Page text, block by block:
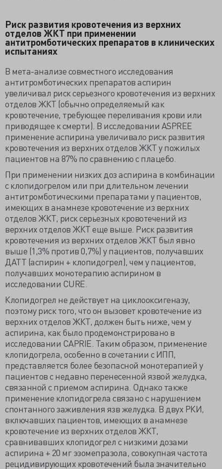
Риск развития кровотечения из верхних
отделов ЖКТ при применении
антитромботических препаратов в клинических
испытаниях
В мета-анализе совместного исследования
антитромботических препаратов аспирин
увеличивал риск серьезного кровотечения из верхних
отделов ЖКТ (обычно определяемый как
кровотечение, требующее переливания крови или
приводящее к смерти). В исследовании ASPREE
применение аспирина увеличивало риск развития
кровотечения из верхних отделов ЖКТ у пожилых
пациентов на 87% по сравнению с плацебо.
При применении низких доз аспирина в комбинации
с клопидогрелом или при длительном лечении
антитромботическими препаратами у пациентов,
имеющих в анамнезе кровотечение из верхних
отделов ЖКТ, риск серьезных кровотечений из
верхних отделов ЖКТ еще выше. Риск развития
кровотечения из верхних отделов ЖКТ был явно
выше (1,3% против 0,7%) у пациентов, получавших
ДАТТ (аспирин + клопидогрел), чем у пациентов,
получавших монотерапию аспирином в
исследовании CURE.
Клопидогрел не действует на циклооксигеназу,
поэтому риск того, что он вызовет кровотечение из
верхних отделов ЖКТ, должен быть ниже, чем у
аспирина, как было продемонстрировано в
исследовании CAPRIE. Таким образом, применение
клопидогрела, особенно в сочетании с ИПП,
представляется более безопасной монотерапией у
пациентов с недавно перенесенной язвой желудка,
связанной с приемом аспирина. Однако также
применение клопидогрела связано с нарушением
спонтанного заживления язв желудка. В двух РКИ,
включавших пациентов, имеющих в анамнезе
кровотечение из верхних отделов ЖКТ,
сравнивавших клопидогрел с низкими дозами
аспирина + 20 мг эзомепразола, совокупная частота
рецидивирующих кровотечений была значительно